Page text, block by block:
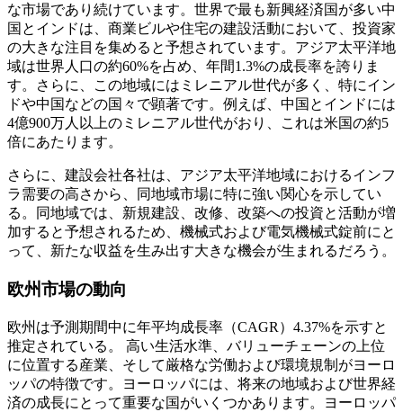
な市場であり続けています。世界で最も新興経済国が多い中
国とインドは、商業ビルや住宅の建設活動において、投資家
の大きな注目を集めると予想されています。アジア太平洋地
域は世界人口の約60%を占め、年間1.3%の成長率を誇りま
す。さらに、この地域にはミレニアル世代が多く、特にイン
ドや中国などの国々で顕著です。例えば、中国とインドには
4億900万人以上のミレニアル世代がおり、これは米国の約5
倍にあたります。
さらに、建設会社各社は、アジア太平洋地域におけるインフ
ラ需要の高さから、同地域市場に特に強い関心を示してい
る。同地域では、新規建設、改修、改築への投資と活動が増
加すると予想されるため、機械式および電気機械式錠前にと
って、新たな収益を生み出す大きな機会が生まれるだろう。
欧州市場の動向
欧州は予測期間中に年平均成長率（CAGR）4.37%を示すと
推定されている。
高い生活水準、バリューチェーンの上位
に位置する産業、そして厳格な労働および環境規制がヨーロ
ッパの特徴です。ヨーロッパには、将来の地域および世界経
済の成長にとって重要な国がいくつかあります。ヨーロッパ